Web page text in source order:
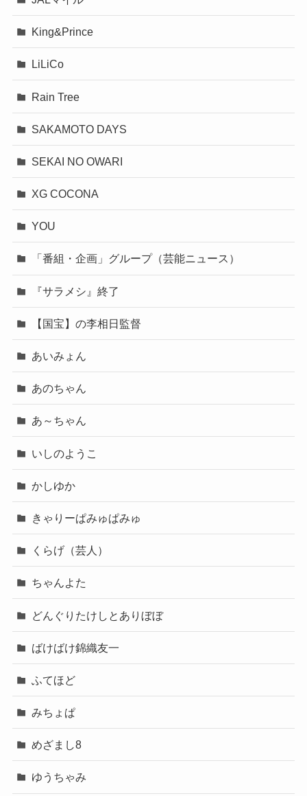
King&Prince
LiLiCo
Rain Tree
SAKAMOTO DAYS
SEKAI NO OWARI
XG COCONA
YOU
「番組・企画」グループ（芸能ニュース）
『サラメシ』終了
【国宝】の李相日監督
あいみょん
あのちゃん
あ～ちゃん
いしのようこ
かしゆか
きゃりーぱみゅぱみゅ
くらげ（芸人）
ちゃんよた
どんぐりたけしとありぼぼ
ばけばけ錦織友一
ふてほど
みちょぱ
めざまし8
ゆうちゃみ